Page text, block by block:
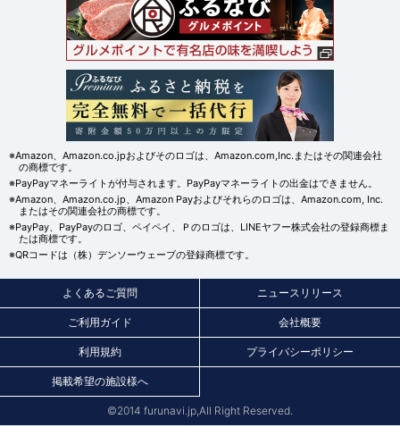
※Amazon、Amazon.co.jpおよびそのロゴは、Amazon.com,Inc.またはその関連会社
の商標です。
※PayPayマネーライトが付与されます。PayPayマネーライトの出金はできません。
※Amazon、Amazon.co.jp、Amazon Payおよびそれらのロゴは、Amazon.com, Inc.
またはその関連会社の商標です。
※PayPay、PayPayのロゴ、ペイペイ、Ｐのロゴは、LINEヤフー株式会社の登録商標ま
たは商標です。
※QRコードは（株）デンソーウェーブの登録商標です。
よくあるご質問 ニュースリリース
ご利用ガイド 会社概要
利用規約 プライバシーポリシー
掲載希望の施設様へ
©2014 furunavi.jp,All Right Reserved.